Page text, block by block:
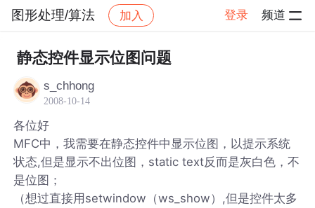
图形处理/算法 加入 登录 频道
社区 图形处理/算法 帖子详情
静态控件显示位图问题
s_chhong
2008-10-14
各位好
MFC中，我需要在静态控件中显示位图，以提示系统
状态,但是显示不出位图，static text反而是灰白色，不
是位图；
（想过直接用setwindow（ws_show）,但是控件太多